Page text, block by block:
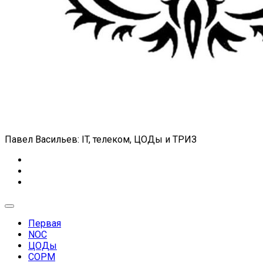
Павел Васильев: IT, телеком, ЦОДы и ТРИЗ
Expand
Первая
NOC
ЦОДы
Current
СОРМ